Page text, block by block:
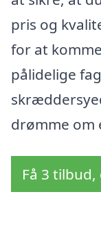
pris og
for at
pålidelige
drømme om
Få 3